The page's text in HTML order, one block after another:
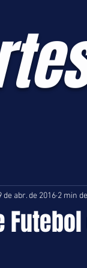
de abr. de 2016 2 min